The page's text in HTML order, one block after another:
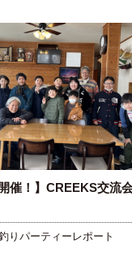
催！】CREEKS交流
りパーティーレポート